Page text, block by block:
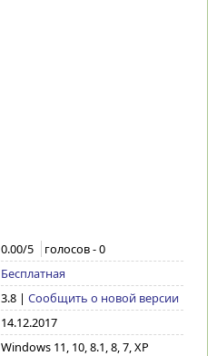
0.00/5 голосов -0
Бесплатная
3.8| Сообщить о новой версии
14.12.2017
Windows 11, 10, 8.1, 8, 7, XP